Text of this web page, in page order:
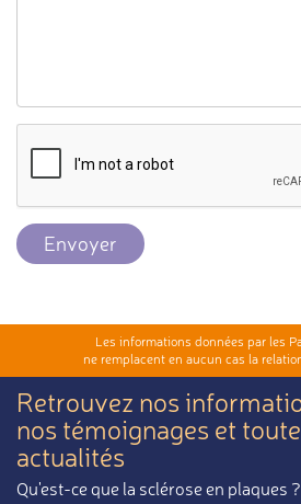
Envoyer
Les informations données par les
ne remplacent en aucun cas la
Retrouvez nos
nos témoignages et
actualités
Qu'est-ce que la sclérose en plaques ?